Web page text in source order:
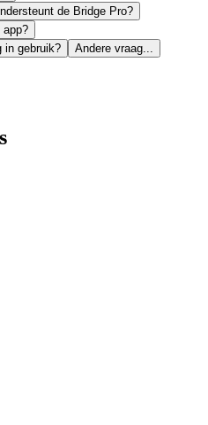
de Bridge Pro?
app?
in gebruik?
Andere vraag...